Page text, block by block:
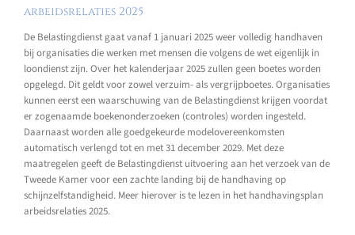
arbeidsrelaties 2025
De Belastingdienst gaat vanaf 1 januari 2025 weer volledig handhaven
bij organisaties die werken met mensen die volgens de wet eigenlijk in
loondienst zijn. Over het kalenderjaar 2025 zullen geen boetes worden
opgelegd. Dit geldt voor zowel verzuim- als vergrijpboetes. Organisaties
kunnen eerst een waarschuwing van de Belastingdienst krijgen voordat
er zogenaamde boekenonderzoeken (controles) worden ingesteld.
Daarnaast worden alle goedgekeurde modelovereenkomsten
automatisch verlengd tot en met 31 december 2029. Met deze
maatregelen geeft de Belastingdienst uitvoering aan het verzoek van de
Tweede Kamer voor een zachte landing bij de handhaving op
schijnzelfstandigheid. Meer hierover is te lezen in het handhavingsplan
arbeidsrelaties 2025.